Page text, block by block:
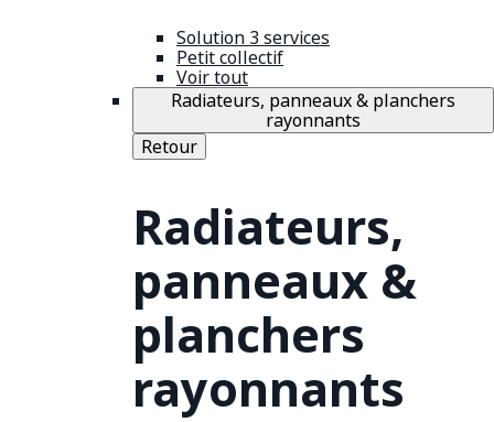
Solution 3 services
Petit collectif
Voir tout
Radiateurs, panneaux & planchers
rayonnants
Retour
Radiateurs,
panneaux &
planchers
rayonnants